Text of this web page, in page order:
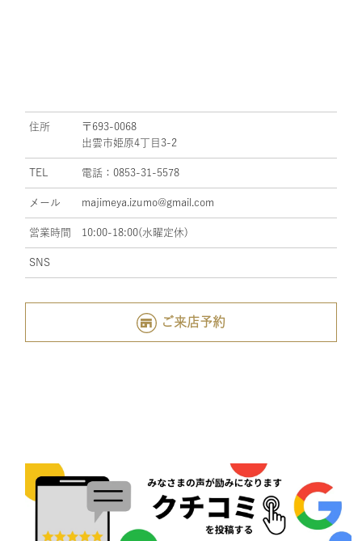
住所
〒693-0068
出雲市姫原4丁目3-2
TEL 電話：0853-31-5578
メール majimeya.izumo@gmail.com
営業時間 10:00-18:00(水曜定休)
SNS
ご来店予約